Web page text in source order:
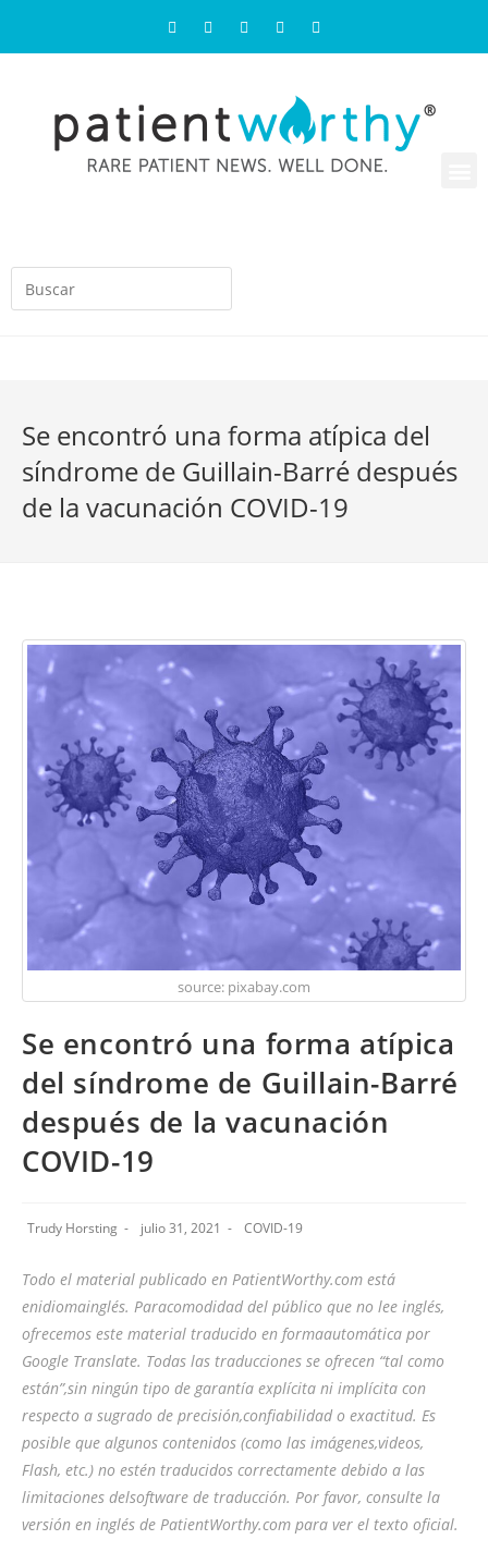
Se encontró una forma atípica del
síndrome de Guillain-Barré después
de la vacunación COVID-19
source: pixabay.com
Se encontró una forma atípica
del síndrome de Guillain-Barré
después de la vacunación
COVID-19
Trudy Horsting julio 31, 2021 COVID-19
Todo el material publicado en PatientWorthy.com está
enidiomainglés. Paracomodidad del público que no lee inglés,
ofrecemos este material traducido en formaautomática por
Google Translate. Todas las traducciones se ofrecen “tal como
están”,sin ningún tipo de garantía explícita ni implícita con
respecto a sugrado de precisión,confiabilidad o exactitud. Es
posible que algunos contenidos (como las imágenes,videos,
Flash, etc.) no estén traducidos correctamente debido a las
limitaciones delsoftware de traducción. Por favor, consulte la
versión en inglés de PatientWorthy.com para ver el texto oficial.